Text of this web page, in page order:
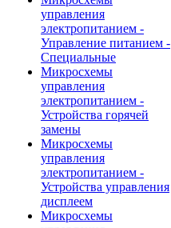
управления
электропитанием -
Управление питанием -
Специальные
Микросхемы
управления
электропитанием -
Устройства горячей
замены
Микросхемы
управления
электропитанием -
Устройства управления
дисплеем
Микросхемы